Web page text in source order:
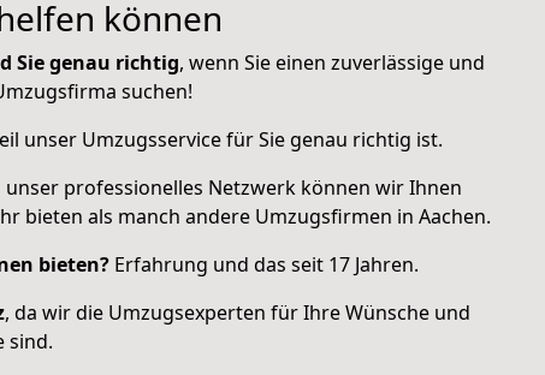
können
Sie genau richtig, wenn Sie einen zuverlässige und
suchen!
unser Umzugsservice für Sie genau richtig ist.
unser professionelles Netzwerk können wir Ihnen
bieten als manch andere Umzugsfirmen in Aachen.
bieten? Erfahrung und das seit 17 Jahren.
, da wir die Umzugsexperten für Ihre Wünsche und
sind.